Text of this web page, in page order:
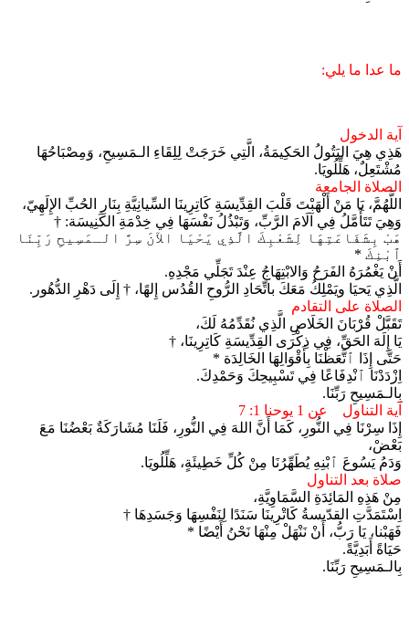
ما عدا ما يلي:
آية الدخول
هَذِي هِيَ البَتُولُ الحَكِيمَةُ، الَّتِي خَرَجَتْ لِلِقَاءِ الـمَسِيحِ، وَمِصْبَاحُهَا
مُشْتَعِلٌ، هَلِّلُويَا.
الصلاة الجامعة
اللَّهُمَّ، يَا مَنْ أَلْهَبْتَ قَلْبَ القِدِّيسَةِ كَاتِرِينَا السِّيانِيَّةِ بِنَارِ الحُبِّ الإِلَهِيّ،
وَهِيَ تَتَأَمَّلُ فِي آلَامَ الرَّبِّ، وَتَبْذُلُ نَفْسَهَا فِي خِدْمَةِ الكَنِيسَة: †
هَبْ بِشَفَاعَتِهَا لِشَعْبِكَ الَّذِي يَحْيَا الآنَ سِرَّ الـمَسِيحِ رَبِّنَا
ٱبْنِكَ *
أَنْ يَغْمُرَهُ الفَرَحُ وَالابْتِهَاجُ عِنْدَ تَجَلِّي مَجْدِهِ.
الَّذِي يَحيَا ويَمْلِكُ مَعَكَ باتِّحَادِ الرُّوحِ القُدُس إِلهًا، † إِلَى دَهْرِ الدُّهُور.
الصلاة على التقادم
تَقَبَّلْ قُرْبَانَ الخَلَاصِ الَّذِي نُقَدِّمُهُ لَكَ،
يَا إِلَهَ الحَقِّ، فِي ذِكْرَى القِدِّيسَةِ كَاتِرِينَا، †
حَتَّى إِذَا ٱتَّعَظْنَا بِأَقْوَالِهَا الخَالِدَة *
اِزْدَدْنَا ٱنْدِفَاعًا فِي تَسْبِيحِكَ وَحَمْدِكَ.
بِالـمَسِيحِ رَبِّنَا.
آية التناول عن 1 يوحنا 1: 7
إِذَا سِرْنَا فِي النُّورِ، كَمَا أَنَّ اللهَ فِي النُّورِ، فَلَنَا مُشَارَكَةٌ بَعْضُنَا مَعَ
بَعْضْ،
وَدَمُ يَسُوعَ ٱبْنِهِ يُطَهِّرُنَا مِنْ كُلِّ خَطِيئَةٍ، هَلِّلُويَا.
صلاة بعد التناول
مِنْ هَذِهِ المَائِدَةِ السَّمَاوِيَّةِ،
اِسْتَمَدَّتِ القدّيسةُ كَاتْرِينَا سَنَدًا لِنَفْسِهَا وَجَسَدِهَا †
فَهَبْنا، يَا رَبُّ، أَنْ نَنْهَلْ مِنْهَا نَحْنُ أَيْضًا *
حَيَاةً أَبَدِيَّةً.
بِالـمَسِيحِ رَبِّنَا.